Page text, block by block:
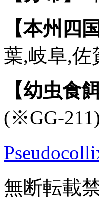
【本州四
葉,岐阜,佐
【幼虫食
(※GG-211)
無断転載